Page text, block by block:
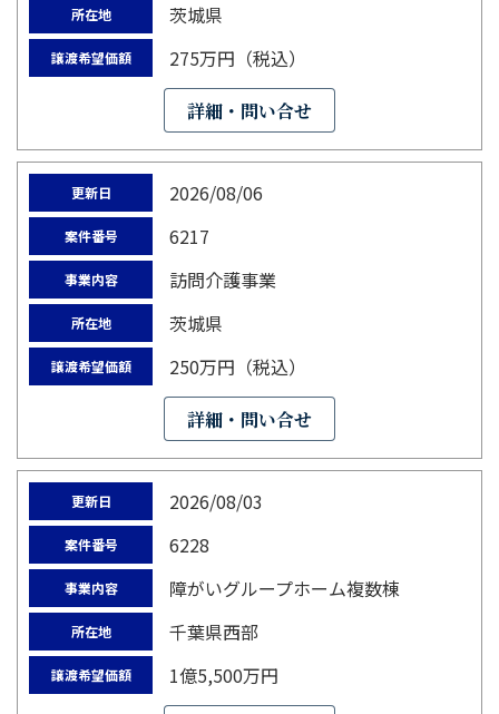
所在地 茨城県
譲渡希望価額 275万円（税込）
詳細・問い合せ
更新日 2026/08/06
案件番号 6217
事業内容 訪問介護事業
所在地 茨城県
譲渡希望価額 250万円（税込）
詳細・問い合せ
更新日 2026/08/03
案件番号 6228
事業内容 障がいグループホーム複数棟
所在地 千葉県西部
譲渡希望価額 1億5,500万円